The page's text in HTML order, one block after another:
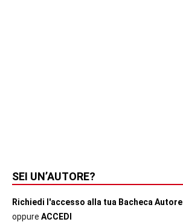
SEI UN’AUTORE?
Richiedi l'accesso alla tua Bacheca Autore
oppure ACCEDI